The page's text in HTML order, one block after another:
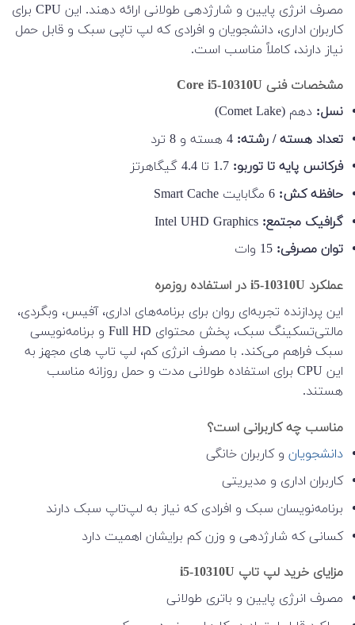
مصرف انرژی پایین و شارژدهی طولانی ارائه دهند. این CPU برای
کاربران اداری، دانشجویان و افرادی که لپ تاپی سبک و قابل حمل
نیاز دارند، کاملاً مناسب است.
مشخصات فنی Core i5-10310U
نسل: دهم (Comet Lake)
تعداد هسته / رشته:
فرکانس پایه تا توربو:
حافظه کش:
گرافیک مجتمع:
توان مصرفی:
عملکرد i5-10310U در استفاده روزمره
این پردازنده تجربه‌ای روان برای برنامه‌های اداری، آفیس، وبگردی،
مالتی‌تسکینگ سبک، پخش محتوای Full HD و برنامه‌نویسی
سبک فراهم می‌کند. با مصرف انرژی کم، لپ تاپ های مجهز به
این CPU برای استفاده طولانی مدت و حمل روزانه مناسب
هستند.
مناسب چه کاربرانی است؟
دانشجویان و کاربران خانگی
کاربران اداری و مدیریتی
برنامه‌نویسان سبک و افرادی که نیاز به لپ‌تاپ سبک دارند
کسانی که شارژدهی و وزن کم برایشان اهمیت دارد
مزایای خرید لپ تاپ i5-10310U
مصرف انرژی پایین و باتری طولانی